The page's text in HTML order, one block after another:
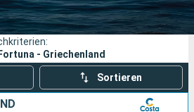
Reedereien
Suchen
- Griechenland
Sortieren